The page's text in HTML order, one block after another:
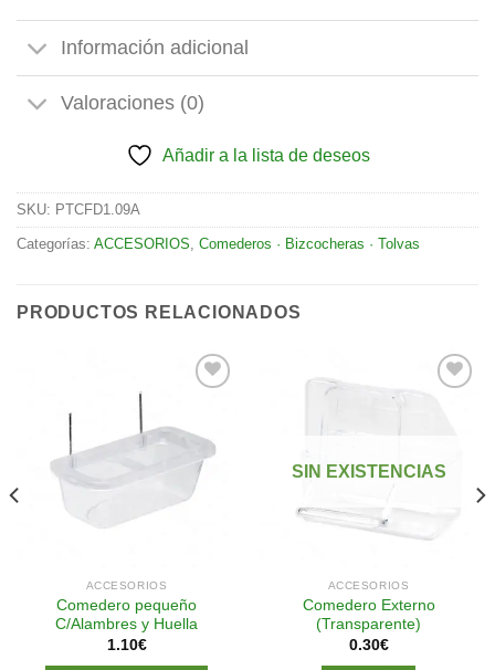
Información adicional
Valoraciones (0)
Añadir a la lista de deseos
SKU: PTCFD1.09A
Categorías: ACCESORIOS Comederos · Bizcocheras · Tolvas
PRODUCTOS RELACIONADOS
Añadir
a la
lista de
deseos
ACCESORIOS
Comedero pequeño
C/Alambres y Huella
1.10€
lista de
SIN EXISTENCIAS
ACCESORIOS
Comedero Externo
(Transparente)
0.30€